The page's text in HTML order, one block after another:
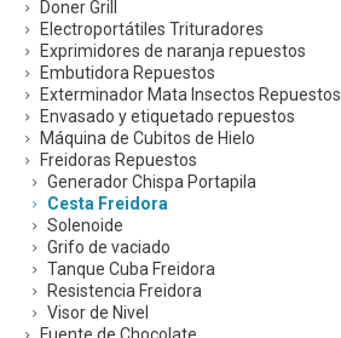
Doner Grill
Electroportátiles Trituradores
Exprimidores de naranja repuestos
Embutidora Repuestos
Exterminador Mata Insectos Repuestos
Envasado y etiquetado repuestos
Máquina de Cubitos de Hielo
Freidoras Repuestos
Generador Chispa Portapila
Cesta Freidora
Solenoide
Grifo de vaciado
Tanque Cuba Freidora
Resistencia Freidora
Visor de Nivel